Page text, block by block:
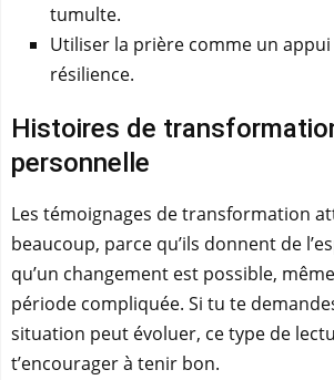
tumulte.
Utiliser la prière comme un
résilience.
Histoires de
personnelle
Les témoignages de transformation
beaucoup, parce qu’ils donnent de
qu’un changement est possible,
période compliquée. Si tu te
situation peut évoluer, ce type de
t’encourager à tenir bon.